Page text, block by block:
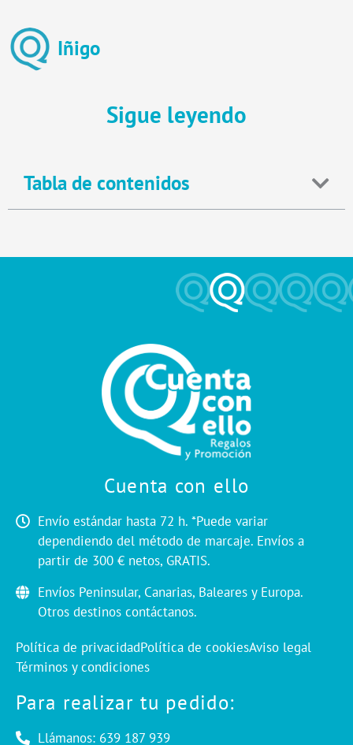
Iñigo
Sigue leyendo
Tabla de contenidos
Cuenta con ello
Envío estándar hasta 72 h. *Puede variar
dependiendo del método de marcaje. Envíos a
partir de 300 € netos, GRATIS.
Envíos Peninsular, Canarias, Baleares y Europa.
Otros destinos contáctanos.
Política de privacidadPolítica de cookiesAviso legal
Términos y condiciones
Para realizar tu pedido:
Llámanos: 639 187 939